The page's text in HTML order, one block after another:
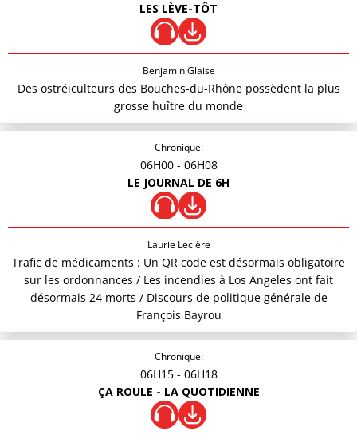
LES LÈVE-TÔT
Benjamin Glaise
Des ostréiculteurs des Bouches-du-Rhône possèdent la plus
grosse huître du monde
Chronique:
06H00 - 06H08
LE JOURNAL DE 6H
Laurie Leclère
Trafic de médicaments : Un QR code est désormais obligatoire
sur les ordonnances / Les incendies à Los Angeles ont fait
désormais 24 morts / Discours de politique générale de
François Bayrou
Chronique:
06H15 - 06H18
ÇA ROULE - LA QUOTIDIENNE